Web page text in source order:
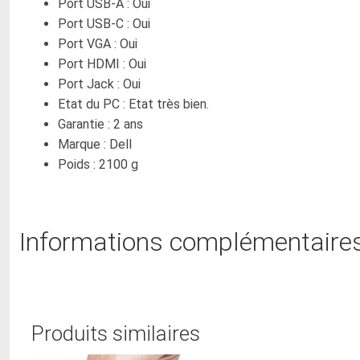
Port USB-A : Oui
Port USB-C : Oui
Port VGA : Oui
Port HDMI : Oui
Port Jack : Oui
Etat du PC : Etat très bien.
Garantie : 2 ans
Marque : Dell
Poids : 2100 g
Informations
Produits similaires